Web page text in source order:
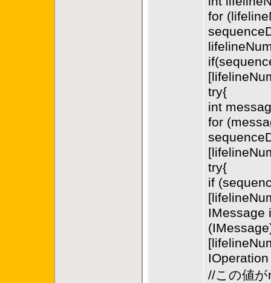
for
try{
int
for
try{
if
IMessage
//この値